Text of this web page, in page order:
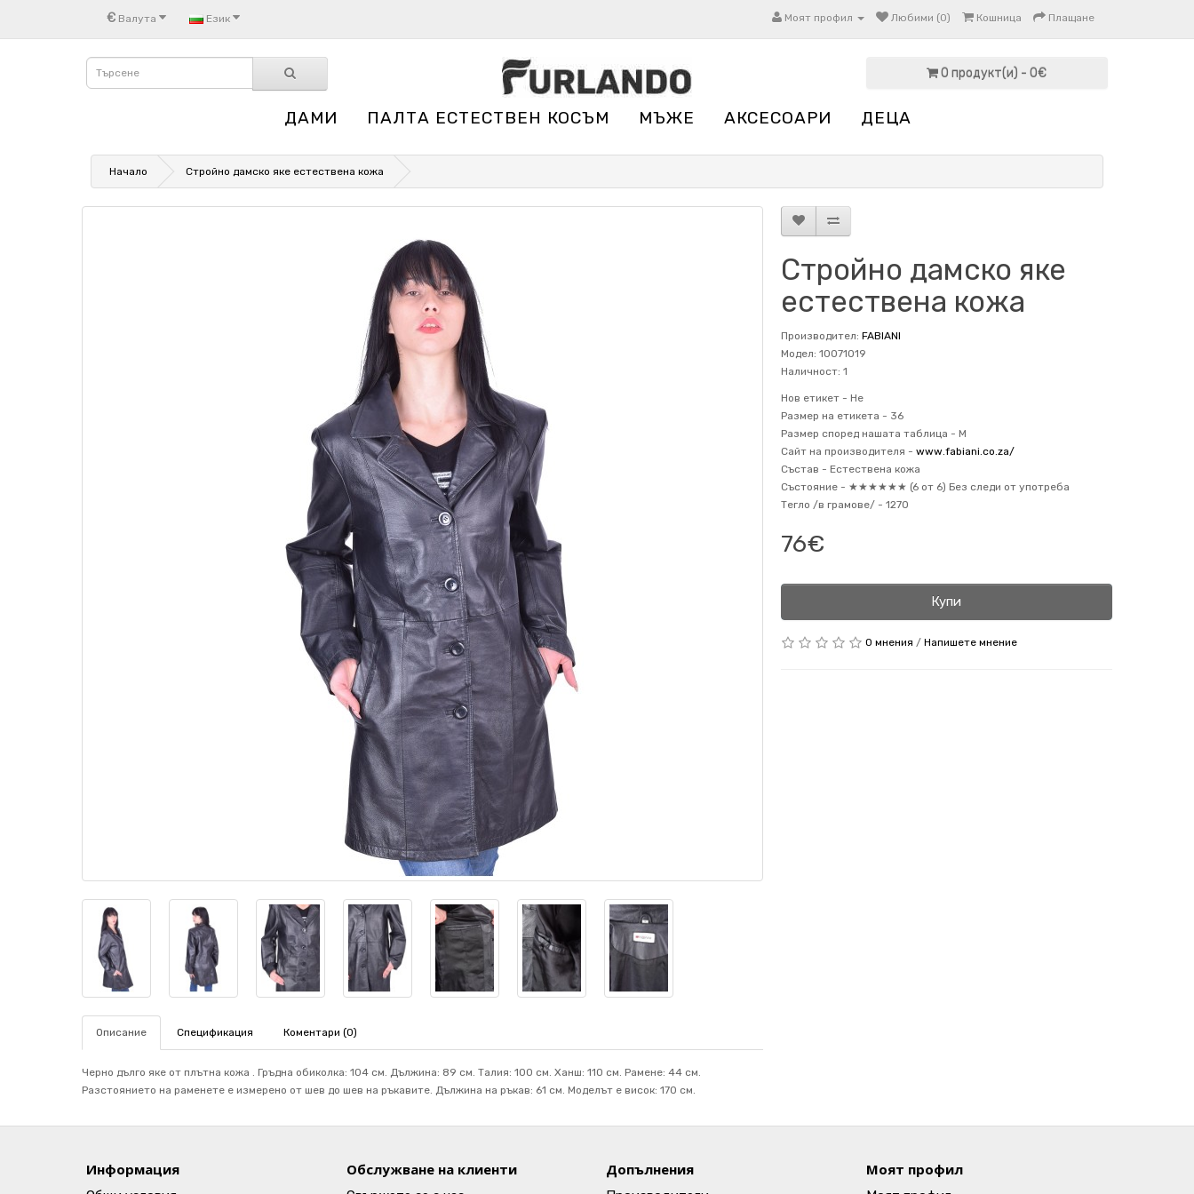
€ Валута Език Моят профил Любими (0) Кошница Плащане
0 продукт(и) - 0€
ДАМИ ПАЛТА ЕСТЕСТВЕН КОСЪМ МЪЖЕ АКСЕСОАРИ ДЕЦА
Начало Стройно дамско яке естествена кожа
Описание Спецификация Коментари (0)
Черно дълго яке от плътна кожа . Гръдна обиколка: 104 см. Дължина: 89 см. Талия: 100 см. Ханш: 110 см. Рамене: 44 см.
Разстоянието на раменете е измерено от шев до шев на ръкавите. Дължина на ръкав: 61 см. Mоделът е висок: 170 см.
Стройно дамско яке
естествена кожа
Производител: FABIANI
Модел: 10071019
Наличност: 1
Нов етикет - Не
Размер на етикета - 36
Размер според нашата таблица - M
Сайт на производителя - www.fabiani.co.za/
Състав - Естествена кожа
Състояние - ★★★★★★ (6 от 6) Без следи от употреба
Тегло /в грамове/ - 1270
76€
Купи
0 мнения / Напишете мнение
Информация Обслужване на клиенти Допълнения Моят профил